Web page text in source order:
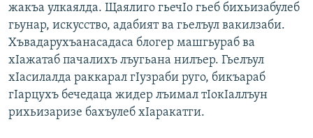
жакъа улкаялда. Щаялиго гьечIо гьеб бихьизабулеб
гьунар, искусство, адабият ва гьелъул вакилзаби.
Хъвадарухъанасадаса блогер машгьураб ва
хIажатаб пачалихъ лъугьана нилъер. Гьелъул
хIасилалда раккарал гIузраби руго, бикъараб
гIарцухъ бечедаца жидер лъимал тIокIаллъун
рихьизаризе бахъулеб хIаракатги.